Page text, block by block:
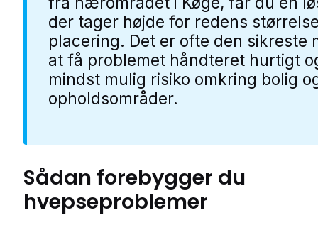
der tager højde for redens
placering. Det er ofte den sikreste
at få problemet håndteret hurtigt
mindst mulig risiko omkring bolig
opholdsområder.
Sådan forebygger du
hvepseproblemer